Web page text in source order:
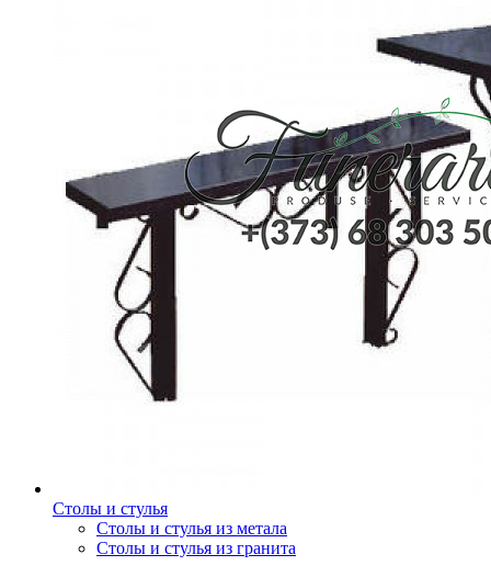
Столы и стулья
Столы и стулья из метала
Столы и стулья из гранита